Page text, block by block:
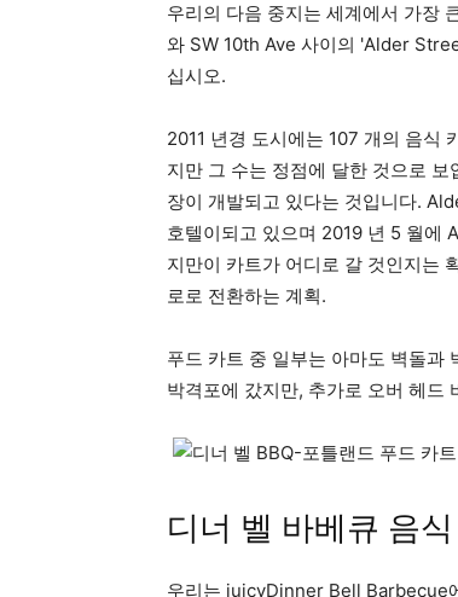
우리의 다음 중지는 세계에서 가장
와 SW 10th Ave 사이의 'Alder
십시오.
2011 년경 도시에는 107 개의 음식
지만 그 수는 정점에 달한 것으로
장이 개발되고 있다는 것입니다.
호텔이되고 있으며 2019 년 5 월에
지만이 카트가 어디로 갈 것인지는
로로 전환하는 계획.
푸드 카트 중 일부는 아마도 벽돌과
박격포에 갔지만, 추가로 오버 헤드
디너 벨 바베큐 음
우리는 juicyDinner Bell Barbecue